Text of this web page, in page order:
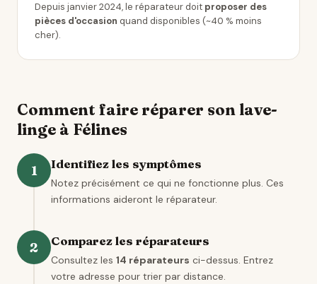
Depuis janvier 2024, le réparateur doit proposer des
pièces d'occasion quand disponibles (~40 % moins
cher).
Comment faire réparer son lave-
linge à Félines
1 Identifiez les symptômes
Notez précisément ce qui ne fonctionne plus. Ces
informations aideront le réparateur.
2 Comparez les réparateurs
Consultez les 14 réparateurs ci-dessus. Entrez
votre adresse pour trier par distance.